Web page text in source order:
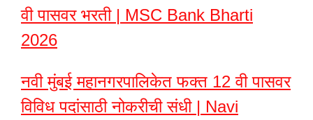
वी पासवर भरती | MSC Bank Bharti
2026
नवी मुंबई महानगरपालिकेत फक्त 12 वी पासवर
विविध पदांसाठी नोकरीची संधी | Navi